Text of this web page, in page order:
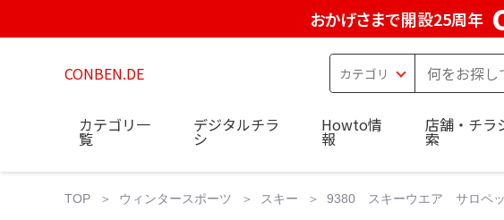
おかげさまで開設25周年
CONBEN.DE
カテゴリ一
覧
デジタルチラ
シ
Howto情
報
店舗・チラ
索
TOP ウィンタースポーツ スキー 9380 スキーウエア サロペッ